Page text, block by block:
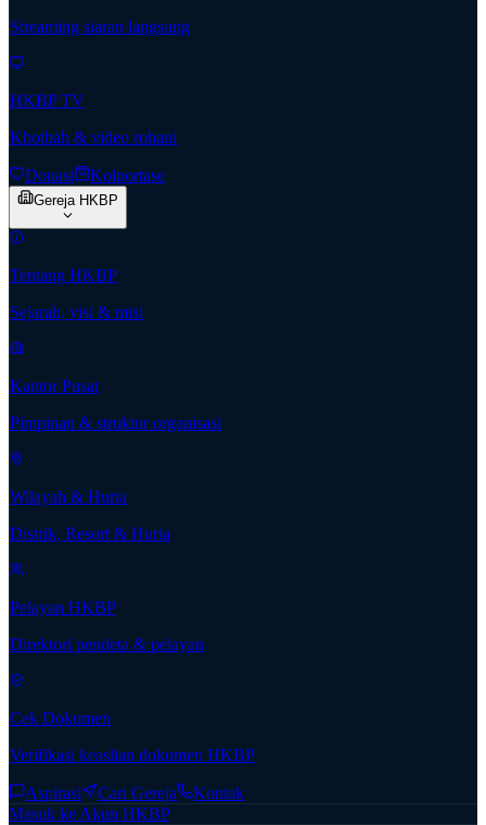
Streaming siaran langsung
HKBP TV
Khotbah & video rohani
Donasi Kolportase
Gereja HKBP
Tentang HKBP
Sejarah, visi & misi
Kantor Pusat
Pimpinan & struktur organisasi
Wilayah & Huria
Distrik, Resort & Huria
Pelayan HKBP
Direktori pendeta & pelayan
Cek Dokumen
Verifikasi keaslian dokumen HKBP
Aspirasi Cari Gereja
Kontak
Masuk ke Akun HKBP